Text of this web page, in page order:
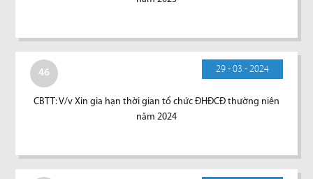
46 29 - 03 - 2024
CBTT: V/v Xin gia hạn thời gian tổ chức ĐHĐCĐ thường niên
năm 2024